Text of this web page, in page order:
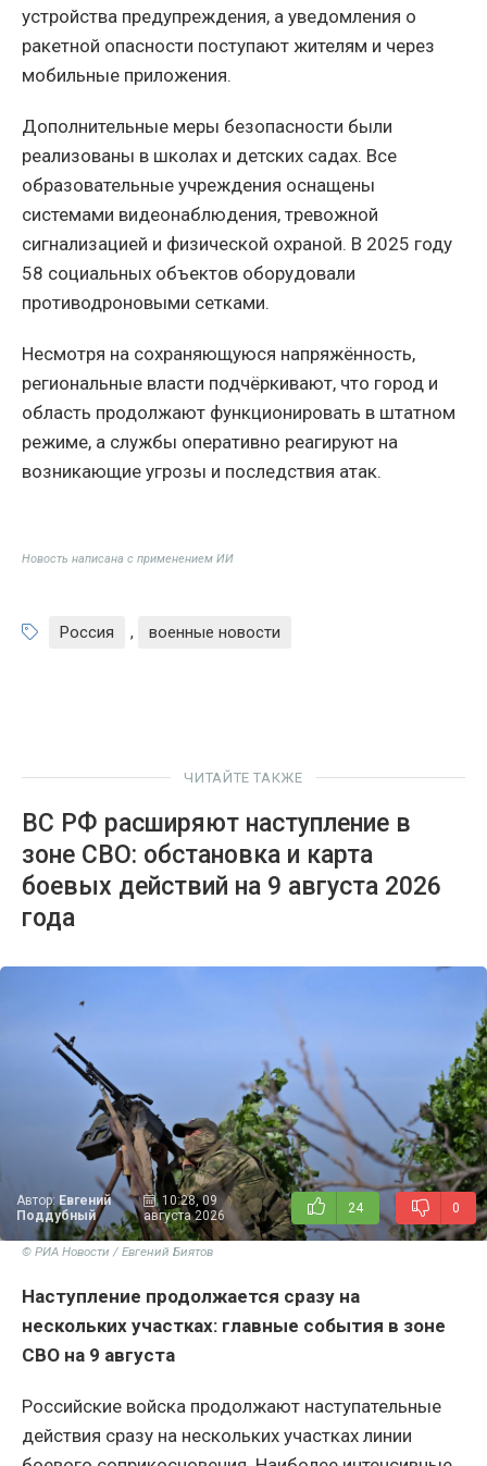
устройства предупреждения, а уведомления о
ракетной опасности поступают жителям и через
мобильные приложения.
Дополнительные меры безопасности были
реализованы в школах и детских садах. Все
образовательные учреждения оснащены
системами видеонаблюдения, тревожной
сигнализацией и физической охраной. В 2025 году
58 социальных объектов оборудовали
противодроновыми сетками.
Несмотря на сохраняющуюся напряжённость,
региональные власти подчёркивают, что город и
область продолжают функционировать в штатном
режиме, а службы оперативно реагируют на
возникающие угрозы и последствия атак.
Новость написана с применением ИИ
Россия , военные новости
ЧИТАЙТЕ ТАКЖЕ
ВС РФ расширяют наступление в
зоне СВО: обстановка и карта
боевых действий на 9 августа 2026
года
Автор: Евгений
Поддубный
10:28, 09
августа 2026
24 0
© РИА Новости / Евгений Биятов
Наступление продолжается сразу на
нескольких участках: главные события в зоне
СВО на 9 августа
Российские войска продолжают наступательные
действия сразу на нескольких участках линии